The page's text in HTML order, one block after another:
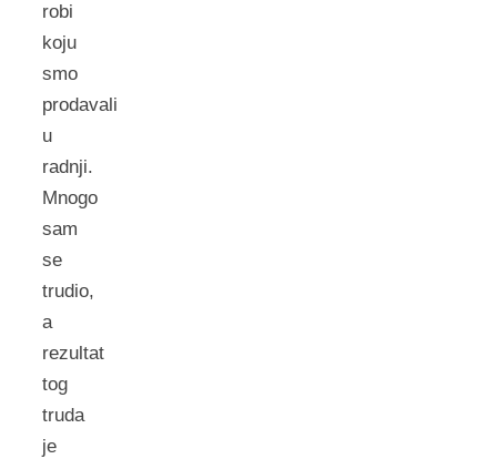
robi
koju
smo
prodavali
u
radnji.
Mnogo
sam
se
trudio,
a
rezultat
tog
truda
je